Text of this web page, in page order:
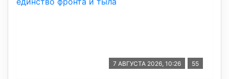
7 АВГУСТА 2026, 10:26 55